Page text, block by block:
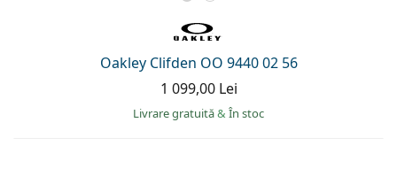
Oakley Clifden OO 9440 02 56
1 099,00 Lei
Livrare gratuită& În stoc